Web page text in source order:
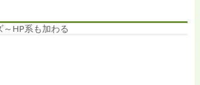
HP系も加わる